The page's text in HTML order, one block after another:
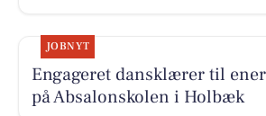
JOBNYT
Engageret dansklærer til
på Absalonskolen i Holbæk